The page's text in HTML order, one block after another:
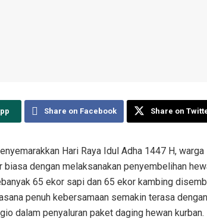
Share on Facebook Share on
Hari Raya Idul Adha 1447 H,
biasa dengan melaksanakan penyembelihan
65 ekor sapi dan 65 ekor kambing
penuh kebersamaan semakin terasa
dalam penyaluran paket daging hewan kurban.